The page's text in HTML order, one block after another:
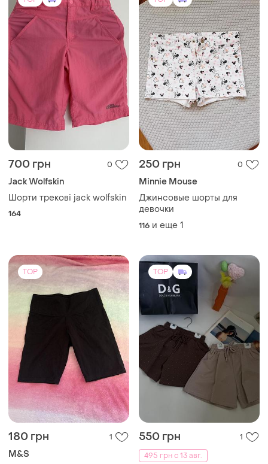
700 грн 0
Jack Wolfskin
Шорти трекові jack wolfskin
164
250 грн 0
Minnie Mouse
Джинсовые шорты для
девочки
116 и еще 1
TOP
180 грн 1
M&S
TOP
550 грн
1
495 грн с 13 авг.